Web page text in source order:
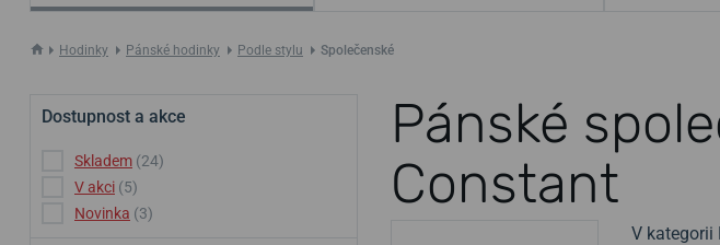
Hodinky Pánské hodinky Podle stylu Společenské
Pánské
Constant
V kategorii
Dostupnost a akce
Skladem (24)
V akci (5)
Novinka (3)